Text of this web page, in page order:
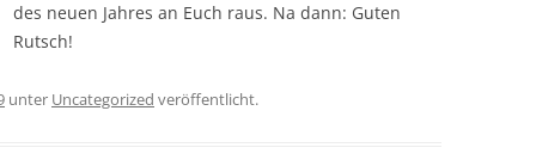
FEBR. 2017
WILDESHAUSER GEEST 2012
2011 VECHTA 2011
2009
des neuen Jahres an Euch raus. Na dann: Guten
Rutsch!
unter Uncategorized veröffentlicht.